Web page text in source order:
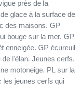
près de la
glace à la surface de
des maisons. GP
bouge sur la mer. GP
enneigée. GP écureuil
l'élan. Jeunes cerfs.
motoneige. PL sur la
les jeunes cerfs qui